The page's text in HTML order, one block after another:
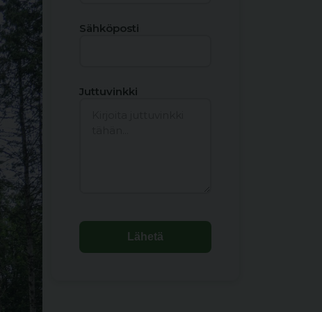
Sähköposti
Juttuvinkki
Lähetä